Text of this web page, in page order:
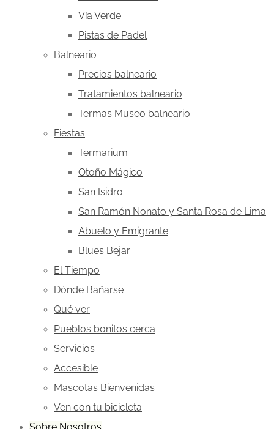
Vía Verde
Pistas de Padel
Balneario
Precios balneario
Tratamientos balneario
Termas Museo balneario
Fiestas
Termarium
Otoño Mágico
San Isidro
San Ramón Nonato y Santa Rosa de Lima
Abuelo y Emigrante
Blues Bejar
El Tiempo
Dónde Bañarse
Qué ver
Pueblos bonitos cerca
Servicios
Accesible
Mascotas Bienvenidas
Ven con tu bicicleta